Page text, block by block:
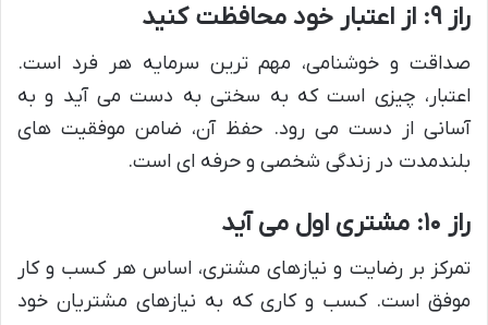
راز ۹: از اعتبار خود محافظت کنید
صداقت و خوشنامی، مهم ترین سرمایه هر فرد است.
اعتبار، چیزی است که به سختی به دست می آید و به
آسانی از دست می رود. حفظ آن، ضامن موفقیت های
بلندمدت در زندگی شخصی و حرفه ای است.
راز ۱۰: مشتری اول می آید
تمرکز بر رضایت و نیازهای مشتری، اساس هر کسب و کار
موفق است. کسب و کاری که به نیازهای مشتریان خود